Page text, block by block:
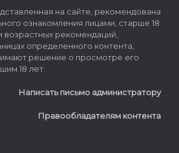
на сайте, рекомендована
ознакомления лицами, старше 18
возрастных рекомендаций,
определенного контента,
решение о просмотре его
18 лет.
Написать письмо администратору
Правообладателям контента